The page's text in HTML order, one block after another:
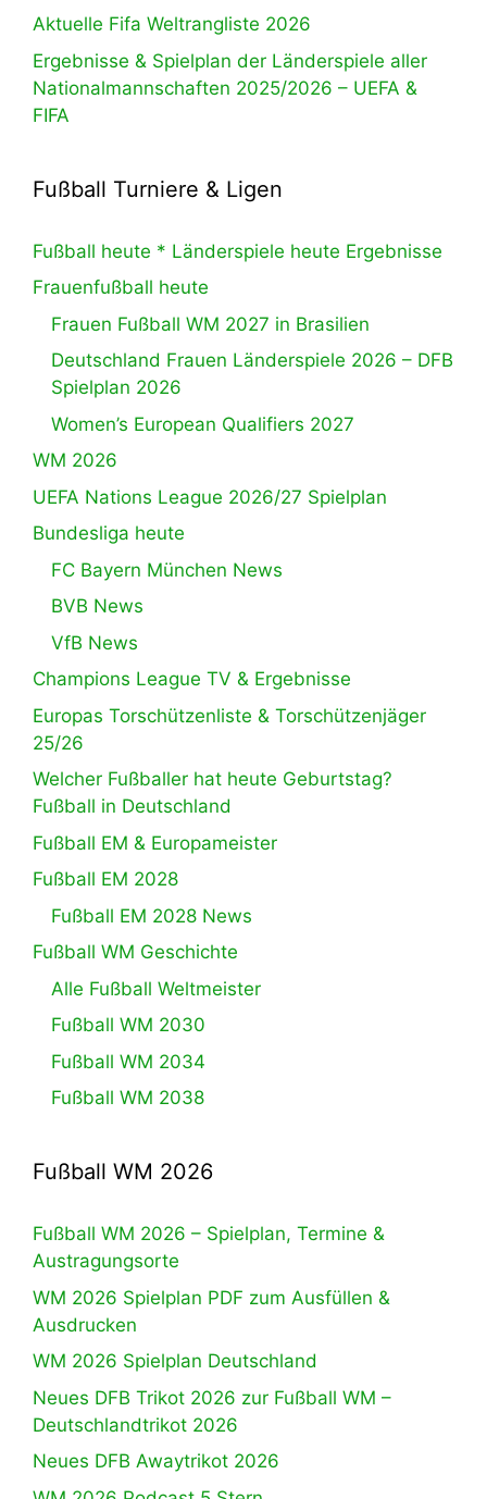
Aktuelle Fifa Weltrangliste 2026
Ergebnisse & Spielplan der Länderspiele aller
Nationalmannschaften 2025/2026 – UEFA &
FIFA
Fußball Turniere & Ligen
Fußball heute * Länderspiele heute Ergebnisse
Frauenfußball heute
Frauen Fußball WM 2027 in Brasilien
Deutschland Frauen Länderspiele 2026 – DFB
Spielplan 2026
Women’s European Qualifiers 2027
WM 2026
UEFA Nations League 2026/27 Spielplan
Bundesliga heute
FC Bayern München News
BVB News
VfB News
Champions League TV & Ergebnisse
Europas Torschützenliste & Torschützenjäger
25/26
Welcher Fußballer hat heute Geburtstag?
Fußball in Deutschland
Fußball EM & Europameister
Fußball EM 2028
Fußball EM 2028 News
Fußball WM Geschichte
Alle Fußball Weltmeister
Fußball WM 2030
Fußball WM 2034
Fußball WM 2038
Fußball WM 2026
Fußball WM 2026 – Spielplan, Termine &
Austragungsorte
WM 2026 Spielplan PDF zum Ausfüllen &
Ausdrucken
WM 2026 Spielplan Deutschland
Neues DFB Trikot 2026 zur Fußball WM –
Deutschlandtrikot 2026
Neues DFB Awaytrikot 2026